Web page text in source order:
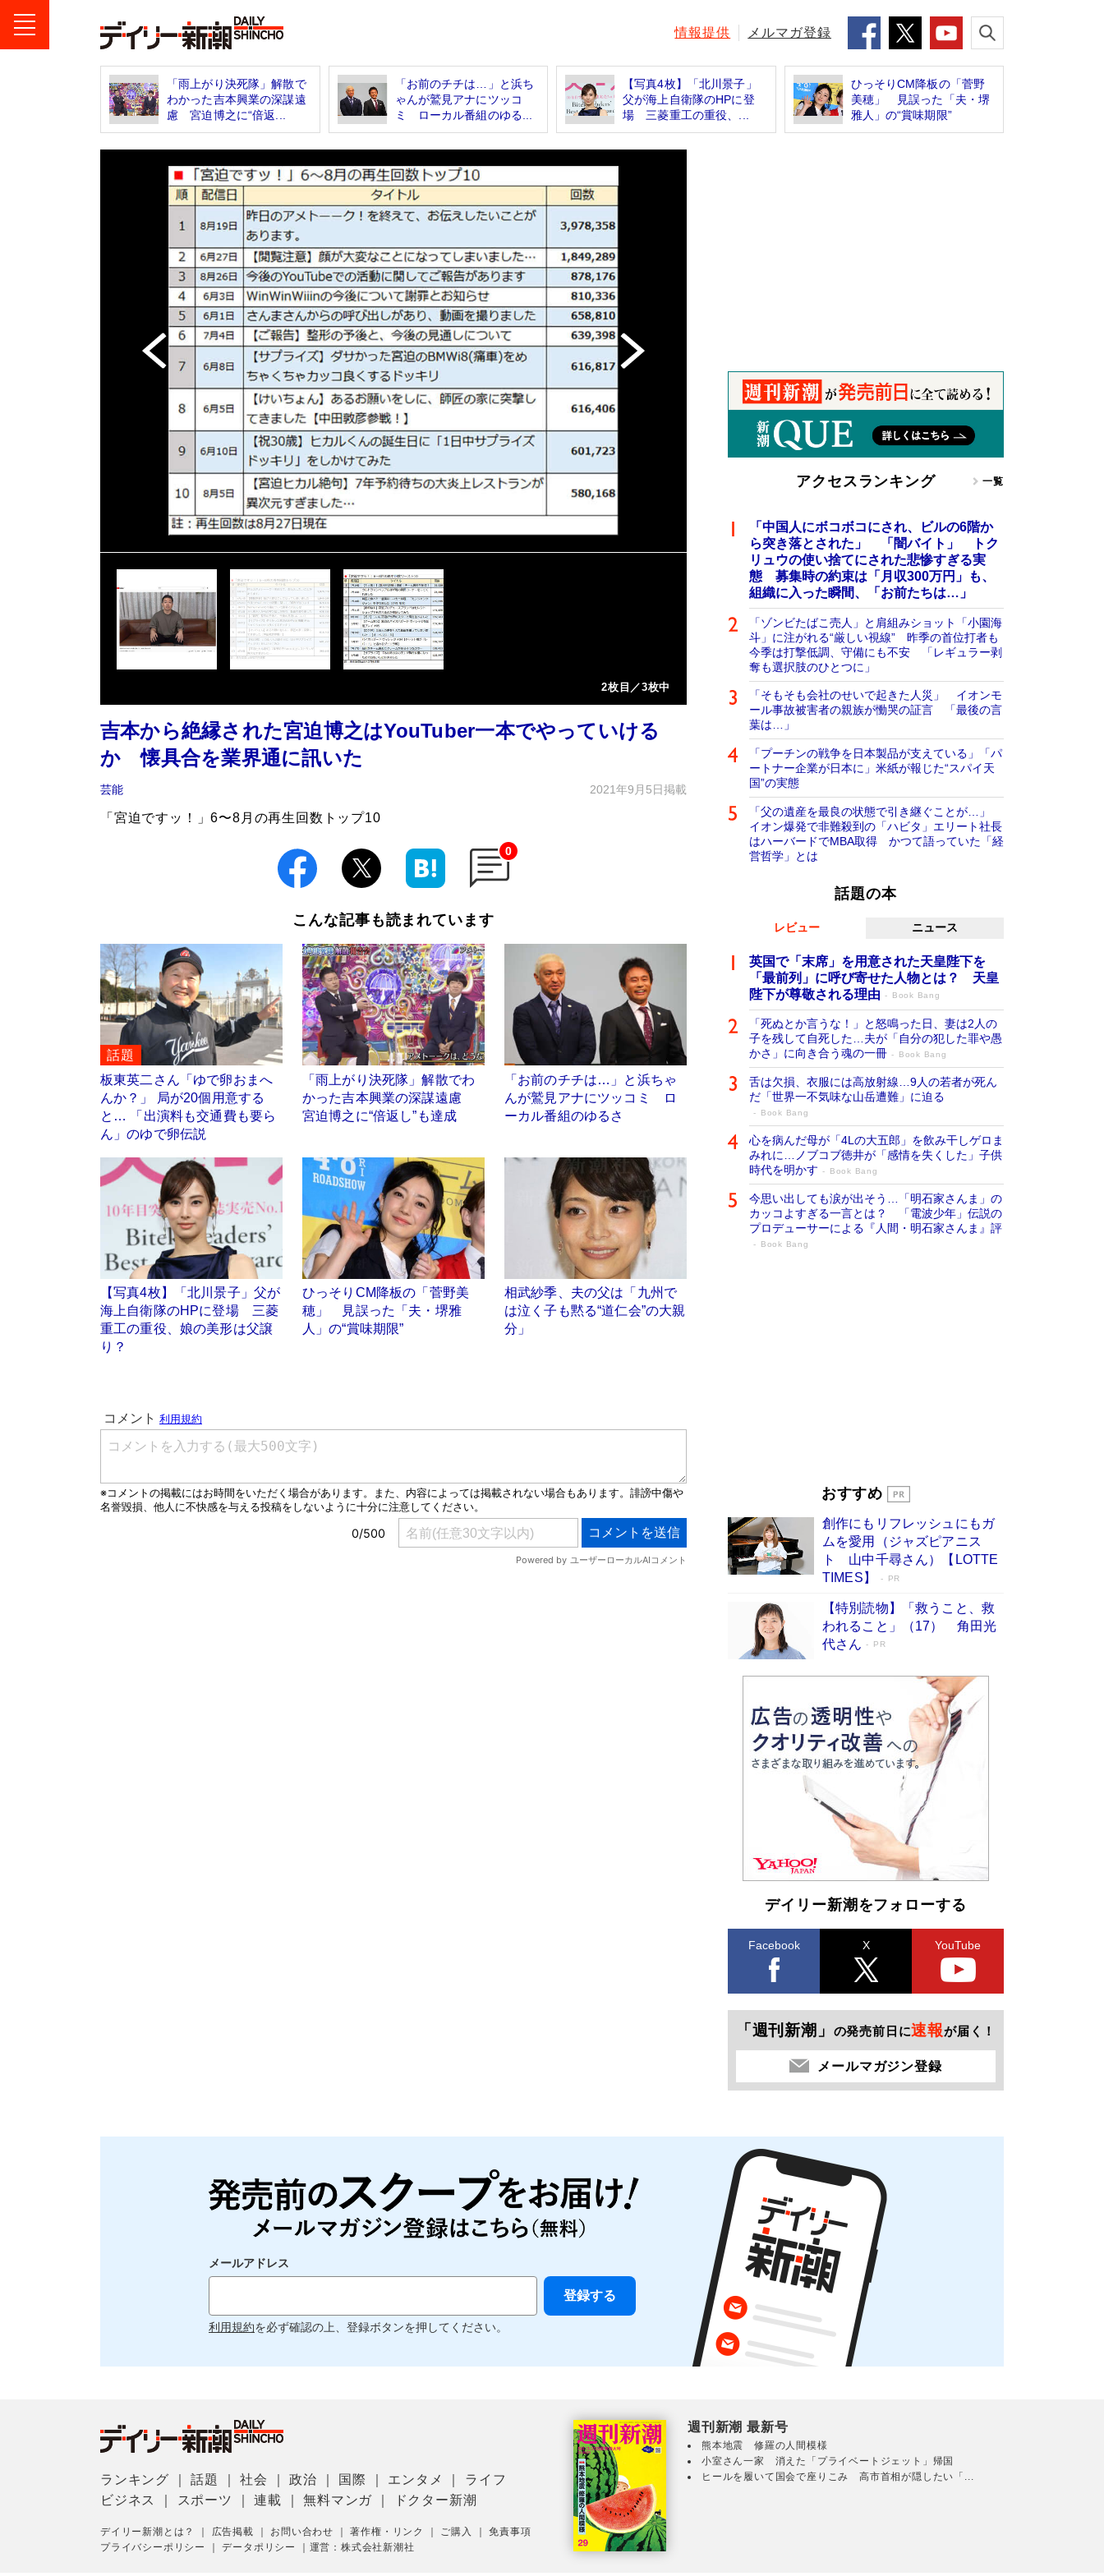
情報提供 メルマガ登録
「雨上がり決死隊」解散で
わかった吉本興業の深謀遠
慮 宮迫博之に“倍返...
「お前のチチは…」と浜ち
ゃんが鷲見アナにツッコ
ミ ローカル番組のゆる...
【写真4枚】「北川景子」
父が海上自衛隊のHPに登
場 三菱重工の重役、...
ひっそりCM降板の「菅野
美穂」 見誤った「夫・堺
雅人」の“賞味期限”
2枚目／3枚中
吉本から絶縁された宮迫博之はYouTuber一本でやっていける
か 懐具合を業界通に訊いた
芸能 2021年9月5日掲載
「宮迫ですッ！」6〜8月の再生回数トップ10
0
こんな記事も読まれています
話題
板東英二さん「ゆで卵おまへ
んか？」 局が20個用意する
と… 「出演料も交通費も要ら
ん」のゆで卵伝説
「雨上がり決死隊」解散でわ
かった吉本興業の深謀遠慮
宮迫博之に“倍返し”も達成
「お前のチチは…」と浜ちゃ
んが鷲見アナにツッコミ ロ
ーカル番組のゆるさ
【写真4枚】「北川景子」父が
海上自衛隊のHPに登場 三菱
重工の重役、娘の美形は父譲
り？
ひっそりCM降板の「菅野美
穂」 見誤った「夫・堺雅
人」の“賞味期限”
相武紗季、夫の父は「九州で
は泣く子も黙る“道仁会”の大親
分」
アクセスランキング 一覧
「中国人にボコボコにされ、ビルの6階か
ら突き落とされた」 「闇バイト」 トク
リュウの使い捨てにされた悲惨すぎる実
態 募集時の約束は「月収300万円」も、
組織に入った瞬間、「お前たちは…」
「ゾンビたばこ売人」と肩組みショット「小園海
斗」に注がれる“厳しい視線” 昨季の首位打者も
今季は打撃低調、守備にも不安 「レギュラー剥
奪も選択肢のひとつに」
「そもそも会社のせいで起きた人災」 イオンモ
ール事故被害者の親族が慟哭の証言 「最後の言
葉は…」
「プーチンの戦争を日本製品が支えている」「パ
ートナー企業が日本に」米紙が報じた“スパイ天
国”の実態
「父の遺産を最良の状態で引き継ぐことが…」
イオン爆発で非難殺到の「ハビタ」エリート社長
はハーバードでMBA取得 かつて語っていた「経
営哲学」とは
話題の本
レビュー ニュース
英国で「末席」を用意された天皇陛下を
「最前列」に呼び寄せた人物とは？ 天皇
陛下が尊敬される理由
Book Bang
「死ぬとか言うな！」と怒鳴った日、妻は2人の
子を残して自死した…夫が「自分の犯した罪や愚
かさ」に向き合う魂の一冊
Book Bang
舌は欠損、衣服には高放射線…9人の若者が死ん
だ「世界一不気味な山岳遭難」に迫る
Book Bang
心を病んだ母が「4Lの大五郎」を飲み干しゲロま
みれに…ノブコブ徳井が「感情を失くした」子供
時代を明かす
Book Bang
今思い出しても涙が出そう…「明石家さんま」の
カッコよすぎる一言とは？ 「電波少年」伝説の
プロデューサーによる『人間・明石家さんま』評
Book Bang
版には「宇宙で描かれたマンガ」も収録
友近氏、絶賛！ 鎌倉を舞台に、孤独を抱えた
人々が新たな一歩を踏み出す連作短篇集『海のほ
とりのプラネット』試し読み
Book Bang
おすすめ
創作にもリフレッシュにもガ
ムを愛用（ジャズピアニス
ト 山中千尋さん）【LOTTE
TIMES】
PR
【特別読物】「救うこと、救
われること」（17） 角田光
代さん
PR
デイリー新潮をフォローする
Facebook X YouTube
「週刊新潮」 の発売前日に速報が届く！
メールマガジン登録
メールアドレス
利用規約を必ず確認の上、登録ボタンを押してください。
ランキング ｜話題 ｜社会 ｜政治 国際 エンタメ
ライフ
ビジネス
スポーツ ｜連載 ｜無料マンガ ドクター新潮
デイリー新潮とは？ 広告掲載 お問い合わせ ｜著作権・リンク ご購入 ｜免責事項
プライバシーポリシー
｜データポリシー 運営：株式会社新潮社
週刊新潮 最新号
熊本地震 修羅の人間模様
小室さん一家 消えた「プライベートジェット」帰国
ヒールを履いて国会で座りこみ 高市首相が隠したい「...